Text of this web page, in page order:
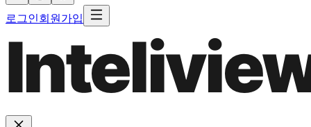
로그인회원가입